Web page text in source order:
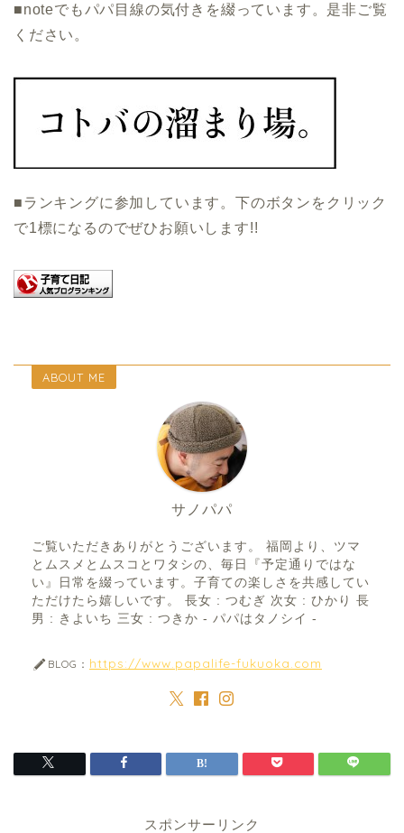
■noteでもパパ目線の気付きを綴っています。是非ご覧
ください。
■ランキングに参加しています。下のボタンをクリック
で1標になるのでぜひお願いします!!
ABOUT ME
サノパパ
ご覧いただきありがとうございます。 福岡より、ツマ
とムスメとムスコとワタシの、毎日『予定通りではな
い』日常を綴っています。子育ての楽しさを共感してい
ただけたら嬉しいです。 長女 : つむぎ 次女 : ひかり 長
男 : きよいち 三女 : つきか - パパはタノシイ -
BLOG： https://www.papalife-fukuoka.com
スポンサーリンク